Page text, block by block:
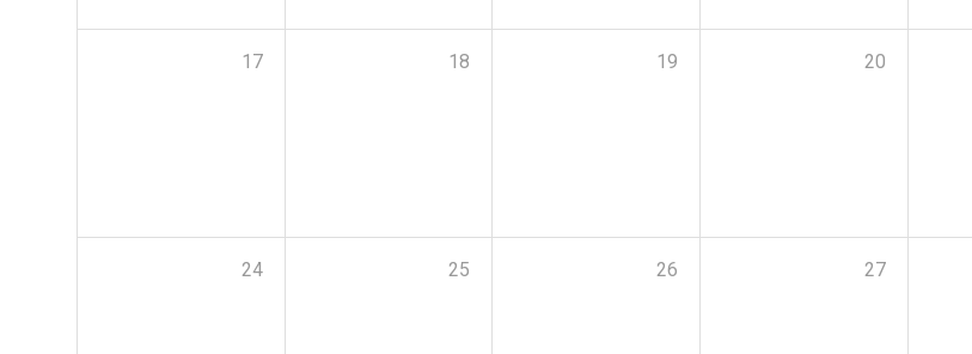
17 18 19 20
24 25 26 27